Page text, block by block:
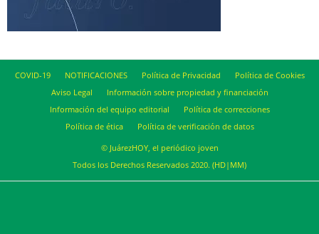
COVID-19 NOTIFICACIONES Política de Privacidad
Política de Cookies
Aviso Legal
Información sobre propiedad y financiación
Información del equipo editorial
Política de correcciones
Política de ética
Política de verificación de datos
© JuárezHOY, el periódico joven
Todos los Derechos Reservados 2020. (HD|MM)